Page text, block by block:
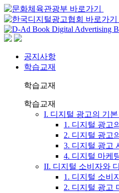
공지사항
학습교재
학습교재
학습교재
I. 디지털 광고의 기본
1. 디지털 광고
2. 디지털 광고
3. 디지털 광고
4. 디지털 마케
II. 디지털 소비자와
1. 디지털 소비
2. 디지털 광고